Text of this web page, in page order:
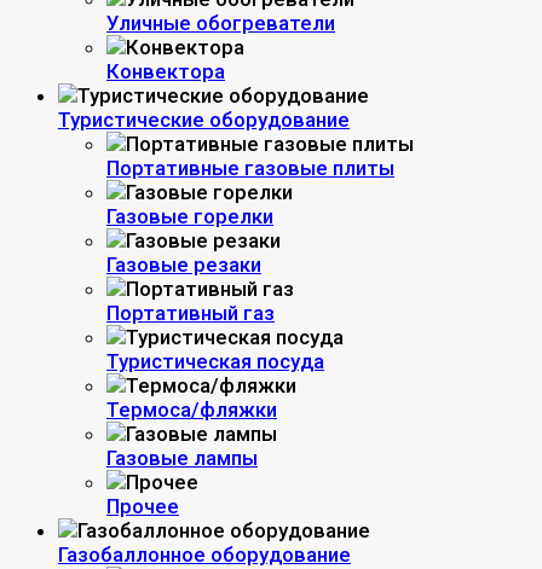
Уличные обогреватели
Конвектора
Туристические оборудование
Портативные газовые плиты
Газовые горелки
Газовые резаки
Портативный газ
Туристическая посуда
Термоса/фляжки
Газовые лампы
Прочее
Газобаллонное оборудование